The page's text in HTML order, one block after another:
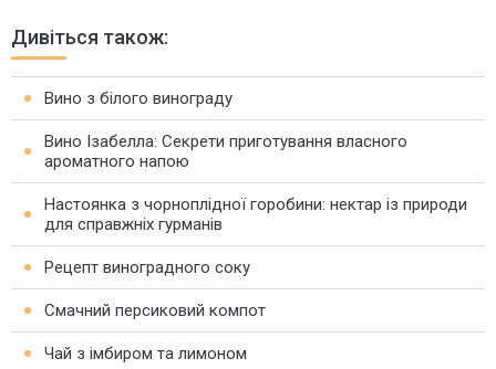
Дивіться також:
Вино з білого винограду
Вино Ізабелла: Секрети приготування власного
ароматного напою
Настоянка з чорноплідної горобини: нектар із природи
для справжніх гурманів
Рецепт виноградного соку
Смачний персиковий компот
Чай з імбиром та лимоном